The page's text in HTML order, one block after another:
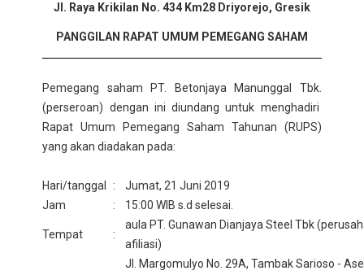
Jl. Raya Krikilan No. 434 Km28 Driyorejo, Gresik
PANGGILAN RAPAT UMUM PEMEGANG SAHAM
Pemegang saham PT. Betonjaya Manunggal Tbk.
(perseroan) dengan ini diundang untuk menghadiri
Rapat Umum Pemegang Saham Tahunan (RUPS)
yang akan diadakan pada:
Hari/tanggal :
Jumat, 21 Juni 2019
Jam
: 15:00 WIB s.d selesai.
Tempat :
aula PT. Gunawan Dianjaya Steel Tbk
afiliasi)
Jl. Margomulyo No. 29A, Tambak Sarioso -